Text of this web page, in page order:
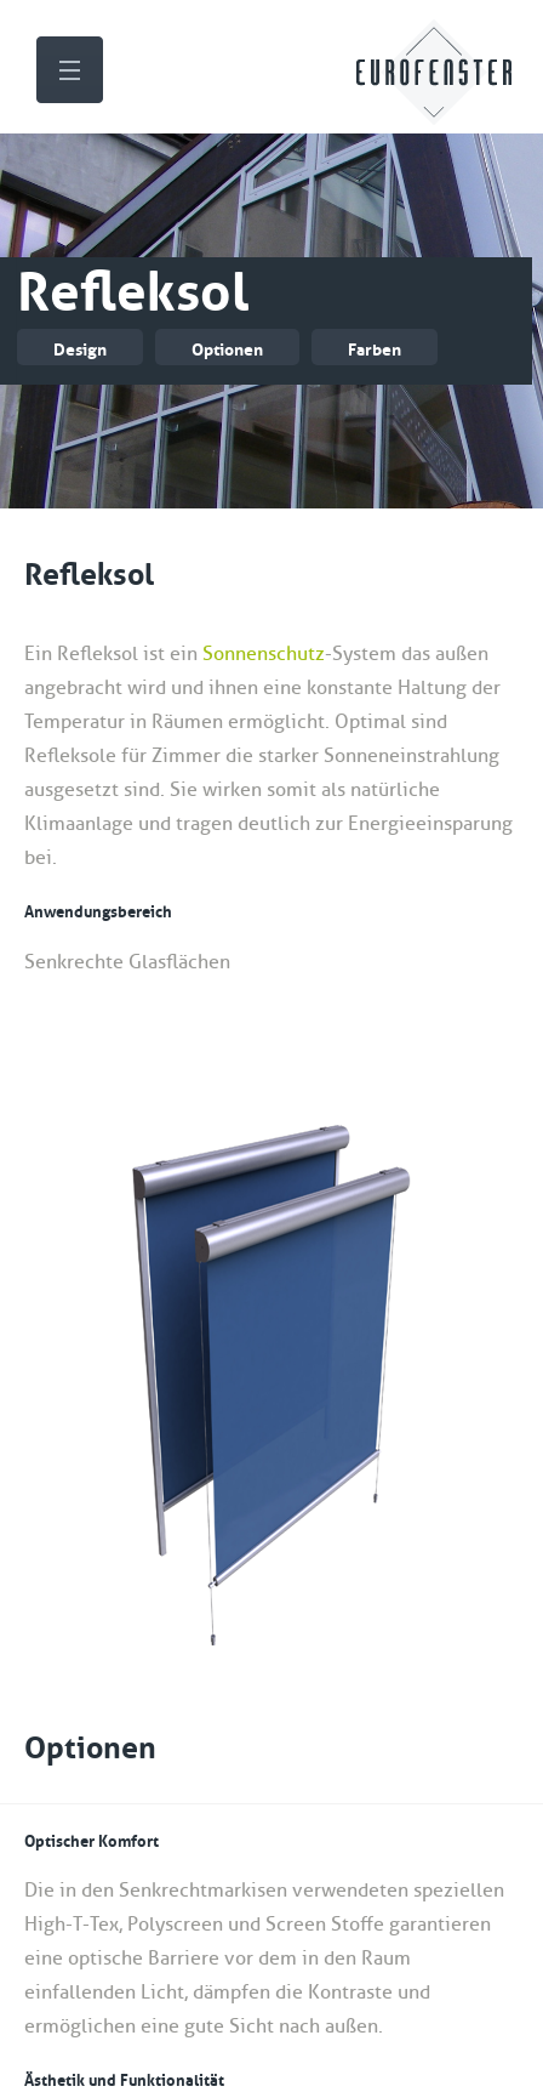
Refleksol
Design Optionen Farben
Refleksol
Ein Refleksol ist ein Sonnenschutz-System das außen
angebracht wird und ihnen eine konstante Haltung der
Temperatur in Räumen ermöglicht. Optimal sind
Refleksole für Zimmer die starker Sonneneinstrahlung
ausgesetzt sind. Sie wirken somit als natürliche
Klimaanlage und tragen deutlich zur Energieeinsparung
bei.
Anwendungsbereich
Senkrechte Glasflächen
Optionen
Optischer Komfort
Die in den Senkrechtmarkisen verwendeten speziellen
High-T-Tex, Polyscreen und Screen Stoffe garantieren
eine optische Barriere vor dem in den Raum
einfallenden Licht, dämpfen die Kontraste und
ermöglichen eine gute Sicht nach außen.
Ästhetik und Funktionalität